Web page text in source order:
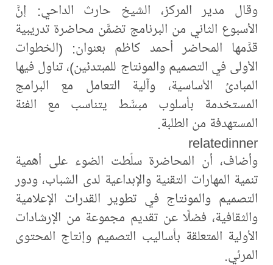
وقال مدير المركز، الشيخ حارث الداحي: إنَّ
الأسبوع الثاني من البرنامج تضمَّن محاضرة تدريبية
قدَّمها المحاضر أحمد كاظم بعنوان: (الخطوات
الأولى في التصميم والمونتاج للمبتدئين)، تناول فيها
المبادئ الأساسية، وآلية التعامل مع البرامج
المستخدمة بأسلوب مبسَّط يتناسب مع الفئة
المستهدفة من الطلبة.
relatedinner
وأضاف، أن المحاضرة سلّطت الضوء على أهمية
تنمية المهارات التقنية والإبداعية لدى الشباب، ودور
التصميم والمونتاج في تطوير القدرات الإعلامية
والثقافية، فضلًا عن تقديم مجموعة من الإرشادات
الأولية المتعلقة بأساليب التصميم وإنتاج المحتوى
المرئي.